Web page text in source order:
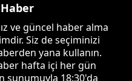
ve güncel haber alma
Siz de seçiminizi
yana kullanın.
hafta içi her gün
sunumuyla 18:30'da